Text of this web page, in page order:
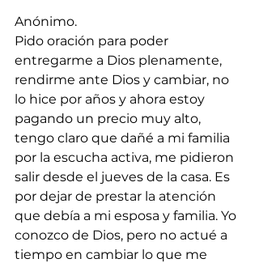
Anónimo.
Pido oración para poder
entregarme a Dios plenamente,
rendirme ante Dios y cambiar, no
lo hice por años y ahora estoy
pagando un precio muy alto,
tengo claro que dañé a mi familia
por la escucha activa, me pidieron
salir desde el jueves de la casa. Es
por dejar de prestar la atención
que debía a mi esposa y familia. Yo
conozco de Dios, pero no actué a
tiempo en cambiar lo que me